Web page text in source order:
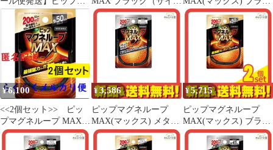
【マグネループ MAX
メタルシルバー】50cm
60cm
をお選びいただけます
45cm、50cm、60cm）
管理医療機器
302AGBZX00107000 磁
気治療器 国内最大磁力
200ミリテスラ。最強磁
力のループがガンコな
コリに効く🧲
ク 60cm
¥6,100
<<2個セット>> ピッ
プマグネループ MAX
ブラック（サイズをお
選びいただけます
¥3,586
ピップマグネループ
MAX(マックス) メタル
シルバー 60cm
¥5,715
ピップマグネループ
MAX(マックス) ブラッ
ク 50cm 2個セット まと
め売り